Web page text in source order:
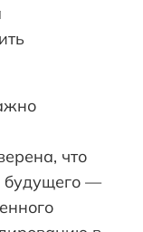
что
будущего —